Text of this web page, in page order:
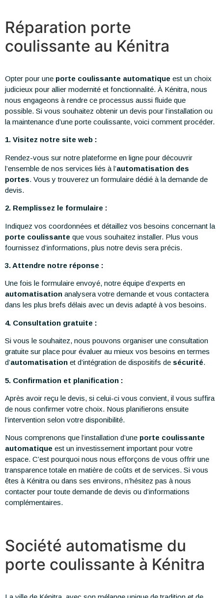
Réparation porte
coulissante au Kénitra
Opter pour une porte coulissante automatique est un choix
judicieux pour allier modernité et fonctionnalité. À Kénitra, nous
nous engageons à rendre ce processus aussi fluide que
possible. Si vous souhaitez obtenir un devis pour l’installation ou
la maintenance d’une porte coulissante, voici comment procéder.
1. Visitez notre site web :
Rendez-vous sur notre plateforme en ligne pour découvrir
l’ensemble de nos services liés à l’automatisation des
portes. Vous y trouverez un formulaire dédié à la demande de
devis.
2. Remplissez le formulaire :
Indiquez vos coordonnées et détaillez vos besoins concernant la
porte coulissante que vous souhaitez installer. Plus vous
fournissez d’informations, plus notre devis sera précis.
3. Attendre notre réponse :
Une fois le formulaire envoyé, notre équipe d’experts en
automatisation analysera votre demande et vous contactera
dans les plus brefs délais avec un devis adapté à vos besoins.
4. Consultation gratuite :
Si vous le souhaitez, nous pouvons organiser une consultation
gratuite sur place pour évaluer au mieux vos besoins en termes
d’automatisation et d’intégration de dispositifs de sécurité.
5. Confirmation et planification :
Après avoir reçu le devis, si celui-ci vous convient, il vous suffira
de nous confirmer votre choix. Nous planifierons ensuite
l’intervention selon votre disponibilité.
Nous comprenons que l’installation d’une porte coulissante
automatique est un investissement important pour votre
espace. C’est pourquoi nous nous efforçons de vous offrir une
transparence totale en matière de coûts et de services. Si vous
êtes à Kénitra ou dans ses environs, n’hésitez pas à nous
contacter pour toute demande de devis ou d’informations
complémentaires.
Société automatisme du
porte coulissante à Kénitra